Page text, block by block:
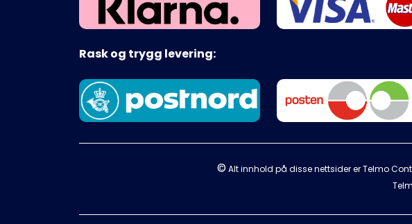
Rask og trygg levering:
©Alt innhold på disse nettsider er Telmo